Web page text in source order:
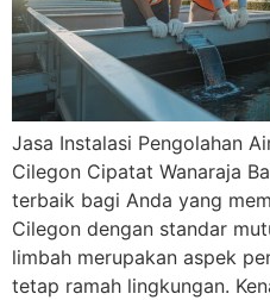
Jasa Instalasi Pengolahan
Cilegon Cipatat Wanaraja
terbaik bagi Anda yang
Cilegon dengan standar
limbah merupakan aspek
tetap ramah lingkungan.